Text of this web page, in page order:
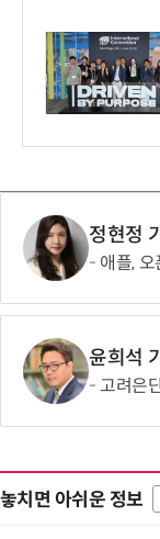
정현정
애플, 오픈AI
윤희석
고려은단,
놓치면 아쉬운 정보